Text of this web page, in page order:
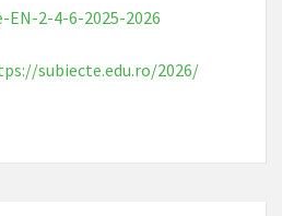
2-4-6-2025-2026
subiecte.edu.ro/2026/